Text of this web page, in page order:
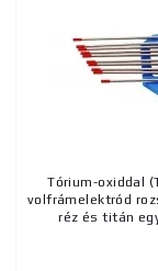
Tórium-oxiddal
volfrámelektród
réz és titán